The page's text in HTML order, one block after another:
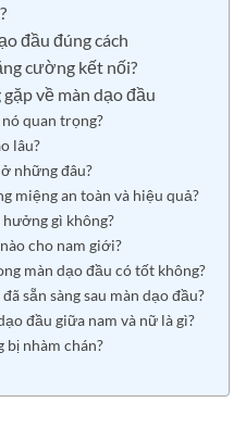
đầu đúng cách
cường kết nối?
về màn dạo đầu
quan trọng?
lâu?
những đâu?
miệng an toàn và hiệu quả?
gì không?
cho nam giới?
màn dạo đầu có tốt không?
sẵn sàng sau màn dạo đầu?
đầu giữa nam và nữ là gì?
bị nhàm chán?